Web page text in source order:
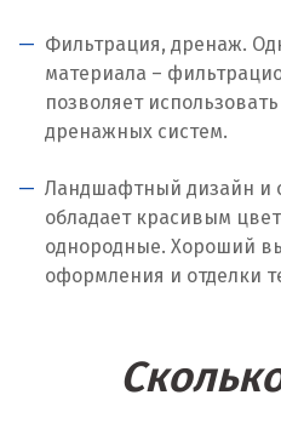
Фильтрация, дренаж.
материала –
позволяет
дренажных систем.
Ландшафтный дизайн и
обладает красивым
однородные. Хороший
оформления и отделки